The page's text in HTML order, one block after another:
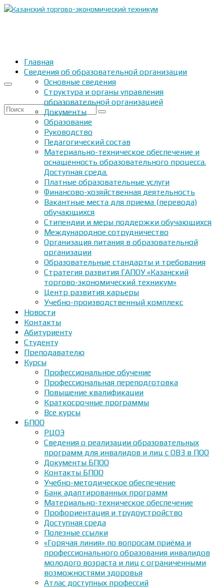
Искать:
Главная
Сведения об образовательной организации
Основные сведения
Структура и органы управления
образовательной организацией
Документы
Образование
Руководство
Педагогический состав
Материально-техническое обеспечение и
оснащенность образовательного процесса.
Доступная среда.
Платные образовательные услуги
Финансово-хозяйственная деятельность
Вакантные места для приема (перевода)
обучающихся
Стипендии и меры поддержки обучающихся
Международное сотрудничество
Организация питания в образовательной
организации
Образовательные стандарты и требования
Стратегия развития ГАПОУ «Казанский
торгово-экономический техникум»
Центр развития карьеры
Учебно-производственный комплекс
Новости
Контакты
Абитуриенту
Студенту
Преподавателю
Курсы
Профессиональное обучение
Профессиональная переподготовка
Повышение квалификации
Краткосрочные программы
Все курсы
БПОО
РЦОЭ
Сведения о реализации образовательных
программ для инвалидов и лиц с ОВЗ в ПОО
Документы БПОО
Контакты БПОО
Учебно-методическое обеспечение
Банк адаптированных программ
Материально-техническое обеспечение
Профориентация и трудоустройство
Доступная среда
Полезные ссылки
«Горячая линия» по вопросам приёма и
профессионального образования инвалидов
молодого возраста и лиц с ограниченными
возможностями здоровья
Атлас доступных профессий